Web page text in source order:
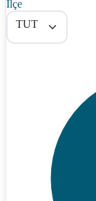
İlçe
TUT